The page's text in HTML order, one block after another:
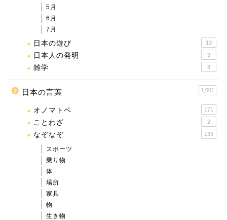
5月
6月
7月
日本の遊び 13
日本人の発明 3
雑学 8
日本の言葉 1,001
オノマトペ 171
ことわざ 2
なぞなぞ 139
スポーツ
乗り物
体
場所
家具
物
生き物